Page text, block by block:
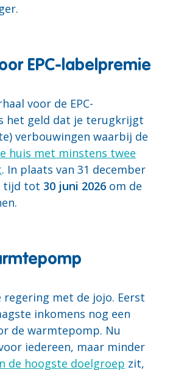
EPC-labelpremie
voor de EPC-
het geld dat je terugkrijgt
verbouwingen waarbij de
huis met minstens twee
. In plaats van 31 december
tijd tot 30 juni 2026 om de
regering met de jojo. Eerst
inkomens nog een
de warmtepomp. Nu
iedereen, maar minder
de hoogste doelgroep zit,